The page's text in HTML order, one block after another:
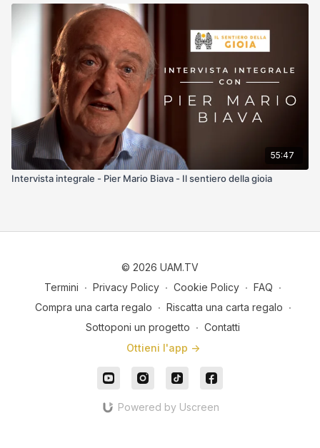
55:47
Intervista integrale - Pier Mario Biava - Il sentiero della gioia
© 2026 UAM.TV
Termini ∙ Privacy Policy ∙ Cookie Policy ∙ FAQ ∙
Compra una carta regalo ∙ Riscatta una carta regalo ∙
Sottoponi un progetto ∙ Contatti
Ottieni l'app ->
Powered by Uscreen